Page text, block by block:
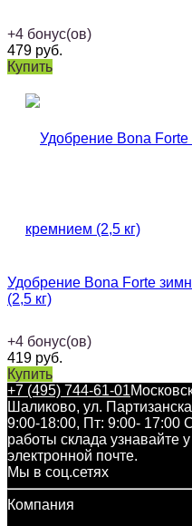
+4 бонус(ов)
479 руб.
Купить
Удобрение Bona Forte
(2,5 кг)
+4 бонус(ов)
419 руб.
Купить
+7 (495) 744-61-01
Шаликово, ул.
9:00-18:00, Пт: 9:00- 17:00
работы склада узнавайте
электронной почте.
Мы в соц.сетях
Компания